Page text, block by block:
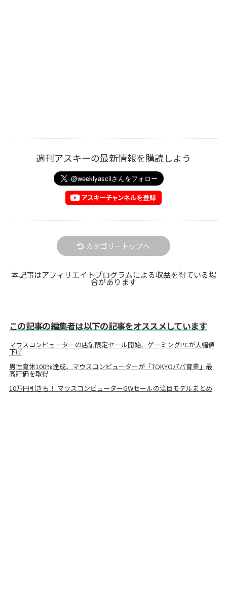
週刊アスキーの最新情報を購読しよう
カテゴリートップへ
本記事はアフィリエイトプログラムによる収益を得ている場
合があります
この記事の編集者は以下の記事をオススメしています
マウスコンピューターの店舗限定セール開始、ゲーミングPCが大幅値
下げ
男性育休100%達成、マウスコンピューターが「TOKYOパパ育業」最
高評価を取得
10万円引きも！ マウスコンピューターGWセールの注目モデルまとめ